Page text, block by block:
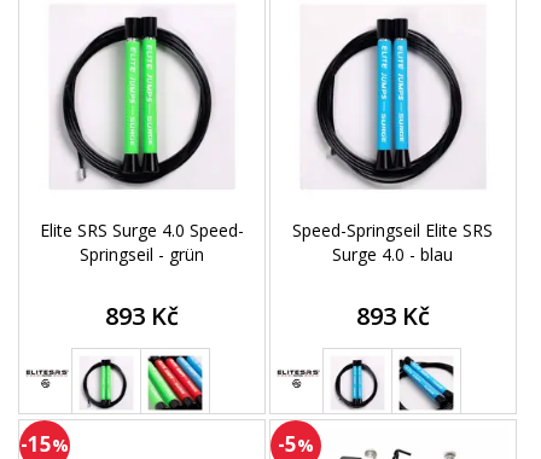
Elite SRS Surge 4.0 Speed-
Springseil - grün
893 Kč
Speed-Springseil Elite SRS
Surge 4.0 - blau
893 Kč
-15% -5%